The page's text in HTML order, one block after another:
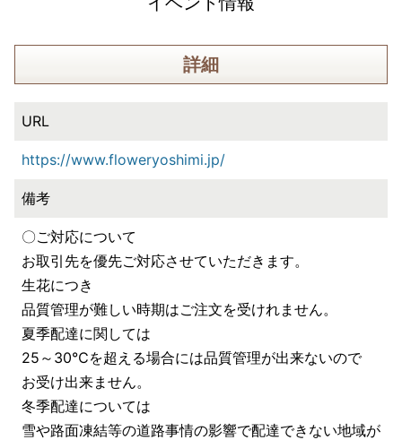
詳細
URL
https://www.floweryoshimi.jp/
備考
〇ご対応について
お取引先を優先ご対応させていただきます。
生花につき
品質管理が難しい時期はご注文を受けれません。
夏季配達に関しては
25～30℃を超える場合には品質管理が出来ないので
お受け出来ません。
冬季配達については
雪や路面凍結等の道路事情の影響で配達できない地域が